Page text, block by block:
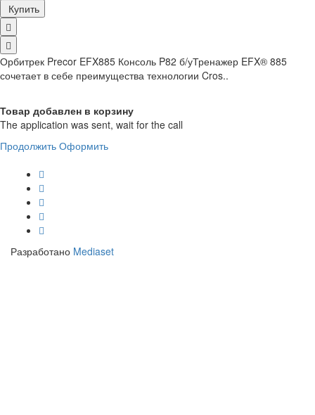
Купить
Орбитрек Precor EFX885 Консоль P82 б/уТренажер EFX® 885
сочетает в себе преимущества технологии Cros..
Товар добавлен в корзину
The application was sent, wait for the call
Продолжить Оформить
Разработано Mediaset